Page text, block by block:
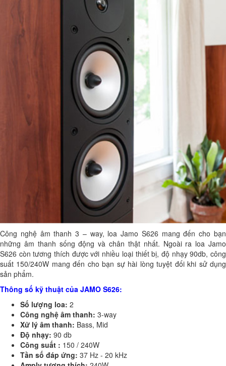
Công nghệ âm thanh 3 – way, loa Jamo S626 mang đến cho bạn
những âm thanh sống động và chân thật nhất. Ngoài ra loa Jamo
S626 còn tương thích được với nhiều loại thiết bị, độ nhạy 90db, công
suất 150/240W mang đến cho bạn sự hài lòng tuyệt đối khi sử dụng
sản phẩm.
Thông số kỹ thuật của JAMO S626:
Số lượng loa: 2
Công nghệ âm thanh: 3-way
Xử lý âm thanh: Bass, Mid
Độ nhạy: 90 db
Công suất : 150 / 240W
Tần số đáp ứng: 37 Hz - 20 kHz